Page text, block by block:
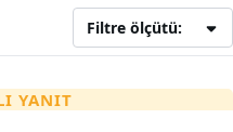
Filtre ölçütü:
YANIT